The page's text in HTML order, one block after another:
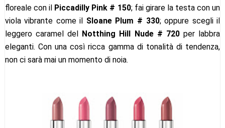
floreale con il Piccadilly Pink # 150; fai girare la testa con un
viola vibrante come il Sloane Plum # 330; oppure scegli il
leggero caramel del Notthing Hill Nude # 720per labbra
eleganti. Con una così ricca gamma di tonalità di tendenza,
non ci sarà mai un momento di noia.